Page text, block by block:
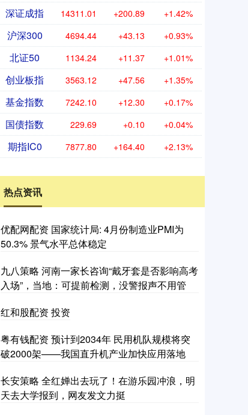
深证成指 14311.01 +200.89 +1.42%
沪深300 4694.44 +43.13 +0.93%
北证50 1134.24 +11.37 +1.01%
创业板指 3563.12 +47.56 +1.35%
基金指数 7242.10 +12.30 +0.17%
国债指数 229.69 +0.10 +0.04%
期指IC0 7877.80 +164.40 +2.13%
热点资讯
优配网配资 国家统计局: 4月份制造业PMI为
50.3% 景气水平总体稳定
九八策略 河南一家长咨询“戴牙套是否影响高考
入场”，当地：可提前检测，没警报声不用管
红和股配资 投资
粤有钱配资 预计到2034年 民用机队规模将突
破2000架——我国直升机产业加快应用落地
长安策略 全红婵出去玩了！在游乐园冲浪，明
天去大学报到，网友发文力挺